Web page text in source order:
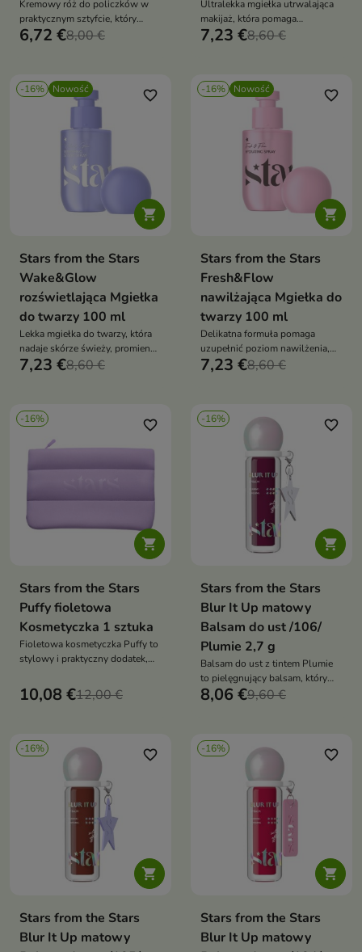
Kremowy róż do policzków w
praktycznym sztyfcie, który
pozwala w kilka chwil nadać
6,72 €8,00 €
Ultralekka mgiełka utrwalająca
makijaż, która pomaga
przedłużyć trwałość make-upu i
7,23 €8,60 €
-16% Nowość

favorite_border
Stars from the Stars
Wake&Glow
rozświetlająca Mgiełka
do twarzy 100 ml
Lekka mgiełka do twarzy, która
nadaje skórze świeży, promienny
wygląd i pomaga przywrócić jej
7,23 €8,60 €
-16% Nowość

favorite_border
Stars from the Stars
Fresh&Flow
nawilżająca Mgiełka do
twarzy 100 ml
Delikatna formuła pomaga
uzupełnić poziom nawilżenia,
przywraca skórze świeży
7,23 €8,60 €
-16%

favorite_border
Stars from the Stars
Puffy fioletowa
Kosmetyczka 1 sztuka
Fioletowa kosmetyczka Puffy to
stylowy i praktyczny dodatek,
kosmetyków i akcesoriów na co
dzień oraz w podróży
10,08 €12,00 €
-16%

favorite_border
Stars from the Stars
Blur It Up matowy
Balsam do ust /106/
Plumie 2,7 g
Balsam do ust z tintem Plumie
to pielęgnujący balsam, który
nadaje ustom subtelny,
efekt makijażu z intensywną
8,06 €9,60 €
-16%

favorite_border
Stars from the Stars
Blur It Up matowy
-16%

favorite_border
Stars from the Stars
Blur It Up matowy